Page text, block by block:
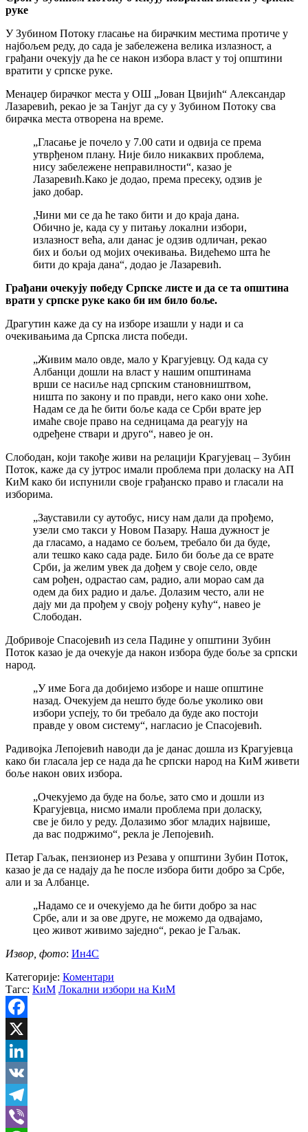
руке
У Зубином Потоку гласање на бирачким местима протиче у
најбољем реду, до сада је забележена велика излазност, а
грађани очекују да ће се након избора власт у тој општини
вратити у српске руке.
Менаџер бирачког места у ОШ „Јован Цвијић“ Александар
Лазаревић, рекао је за Танјуг да су у Зубином Потоку сва
бирачка места отворена на време.
„Гласање је почело у 7.00 сати и одвија се према
утврђеном плану. Није било никаквих проблема,
нису забележене неправилности“, казао је
Лазаревић.Како је додао, према пресеку, одзив је
јако добар.
„Чини ми се да ће тако бити и до краја дана.
Обично је, када су у питању локални избори,
излазност већа, али данас је одзив одличан, рекао
бих и бољи од мојих очекивања. Видећемо шта ће
бити до краја дана“, додао је Лазаревић.
Грађани очекују победу Српске листе и да се та општина
врати у српске руке како би им било боље.
Драгутин каже да су на изборе изашли у нади и са
очекивањима да Српска листа победи.
„Живим мало овде, мало у Крагујевцу. Од када су
Албанци дошли на власт у нашим општинама
врши се насиље над српским становништвом,
ништа по закону и по правди, него како они хоће.
Надам се да ће бити боље када се Срби врате јер
имаће своје право на седницама да реагују на
одређене ствари и друго“, навео је он.
Слободан, који такође живи на релацији Крагујевац – Зубин
Поток, каже да су јутрос имали проблема при доласку на АП
КиМ како би испунили своје грађанско право и гласали на
изборима.
„Зауставили су аутобус, нису нам дали да прођемо,
узели смо такси у Новом Пазару. Наша дужност је
да гласамо, а надамо се бољем, требало би да буде,
али тешко како сада раде. Било би боље да се врате
Срби, ја желим увек да дођем у своје село, овде
сам рођен, одрастао сам, радио, али морао сам да
одем да бих радио и даље. Долазим често, али не
дају ми да прођем у своју рођену кућу“, навео је
Слободан.
Добривоје Спасојевић из села Падине у општини Зубин
Поток казао је да очекује да након избора буде боље за српски
народ.
„У име Бога да добијемо изборе и наше општине
назад. Очекујем да нешто буде боље уколико ови
избори успеју, то би требало да буде ако постоји
правде у овом систему“, нагласио је Спасојевић.
Радивојка Лепојевић наводи да је данас дошла из Крагујевца
како би гласала јер се нада да ће српски народ на КиМ живети
боље након ових избора.
„Очекујемо да буде на боље, зато смо и дошли из
Крагујевца, нисмо имали проблема при доласку,
све је било у реду. Долазимо због младих највише,
да вас подржимо“, рекла је Лепојевић.
Петар Гаљак, пензионер из Резава у општини Зубин Поток,
казао је да се надају да ће после избора бити добро за Србе,
али и за Албанце.
„Надамо се и очекујемо да ће бити добро за нас
Србе, али и за ове друге, не можемо да одвајамо,
цео живот живимо заједно“, рекао је Гаљак.
Извор, фото: Ин4С
Категорије: Коментари
Тагс: КиМ Локални избори на КиМ
Facebook
X
LinkedIn
VK
Telegram